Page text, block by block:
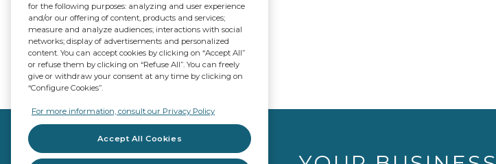
for the following purposes: analyzing and user experience
and/or our offering of content, products and services;
measure and analyze audiences; interactions with social
networks; display of advertisements and personalized
content. You can accept cookies by clicking on “Accept All”
or refuse them by clicking on “Refuse All”. You can freely
give or withdraw your consent at any time by clicking on
“Configure Cookies”.
For more information, consult our Privacy Policy
Accept All Cookies